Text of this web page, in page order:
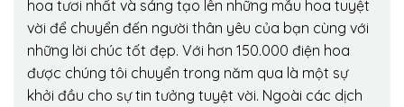
hoa tươi nhất và sáng tạo lên những mẫu hoa tuyệt
vời để chuyển đến người thân yêu của bạn cùng với
những lời chúc tốt đẹp. Với hơn 150.000 điện hoa
được chúng tôi chuyển trong năm qua là một sự
khởi đầu cho sự tin tưởng tuyệt vời. Ngoài các dịch